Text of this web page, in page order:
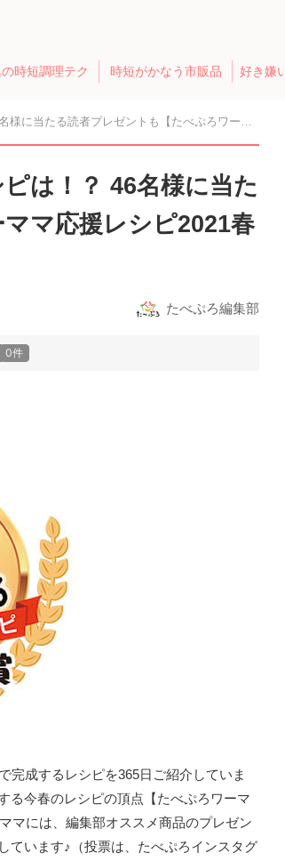
時短調理テク 時短がかなう市販品 好き嫌
プレゼントも【たべぷろワーママ応援レシピ2021春賞】
は！？ 46名様に当た
マ応援レシピ2021春
たべぷろ編集部
完成するレシピを365日ご紹介していま
る今春のレシピの頂点【たべぷろワーマ
マには、編集部オススメ商品のプレゼン
ています♪（投票は、たべぷろインスタグ